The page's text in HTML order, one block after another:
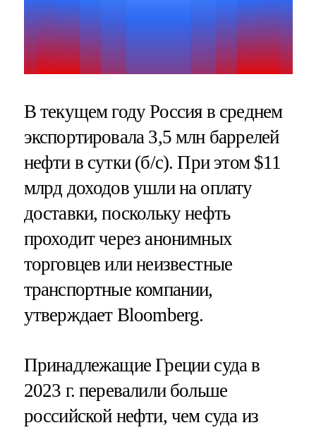
В текущем году Россия в среднем
экспортировала 3,5 млн баррелей
нефти в сутки (б/с). При этом $11
млрд доходов ушли на оплату
доставки, поскольку нефть
проходит через анонимных
торговцев или неизвестные
транспортные компании,
утверждает Bloomberg.
Принадлежащие Греции суда в
2023 г. перевалили больше
российской нефти, чем суда из